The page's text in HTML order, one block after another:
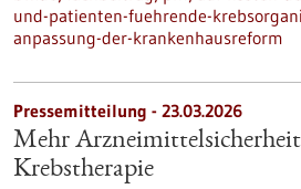
und-patienten-fuehrende-
anpassung-der-krankenhausreform
Pressemitteilung - 23.03.2026
Mehr
Krebstherapie